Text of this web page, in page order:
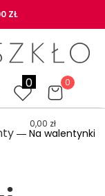
ZŁ
0 0
0,00 zł
― Na walentynki